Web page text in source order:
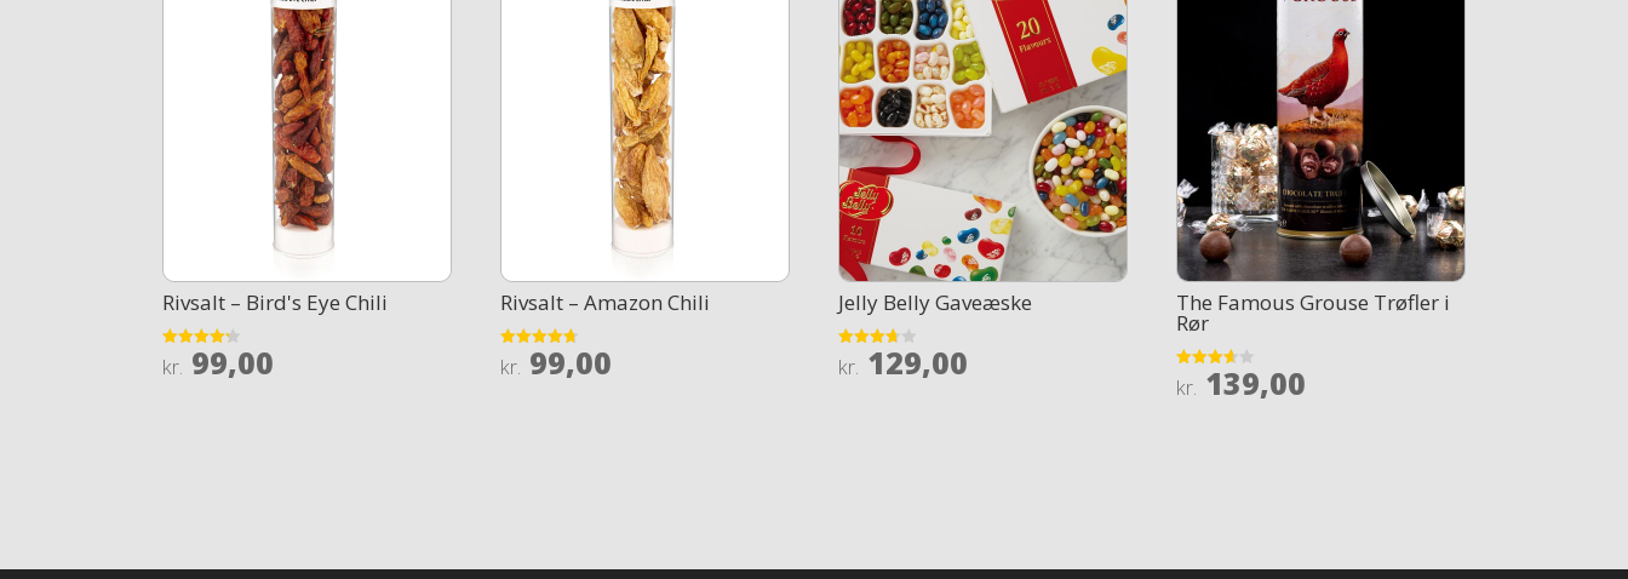
Rivsalt – Bird's Eye Chili
Rated
4.2
kr. 99,00
Rivsalt – Amazon Chili
Rated
4.7
kr. 99,00
Jelly Belly Gaveæske
Rated
3.7
kr. 129,00
The Famous Grouse Trøfler i
Rør
Rated
3.6
kr. 139,00